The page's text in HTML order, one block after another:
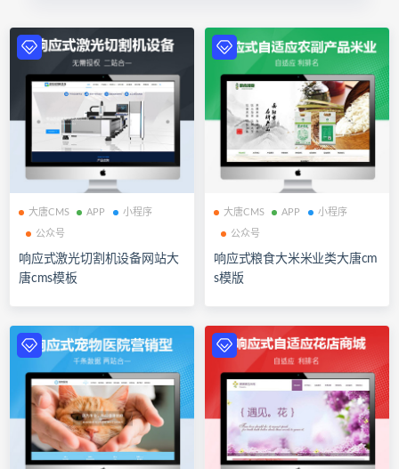
大唐CMS APP 小程序
公众号
响应式激光切割机设备网站大
唐cms模板
大唐CMS APP 小程序
公众号
响应式粮食大米米业类大唐cm
s模版